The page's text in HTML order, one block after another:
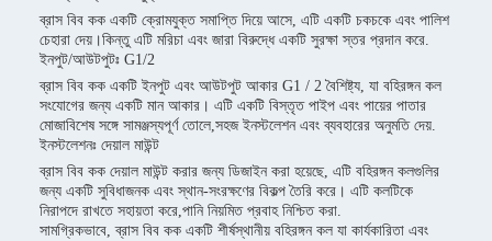
ব্রাস বিব কক একটি ক্রোমযুক্ত সমাপ্তি দিয়ে আসে, এটি একটি চকচকে এবং পালিশ
চেহারা দেয়।কিন্তু এটি মরিচা এবং জারা বিরুদ্ধে একটি সুরক্ষা স্তর প্রদান করে.
ইনপুট/আউটপুটঃ G1/2
ব্রাস বিব কক একটি ইনপুট এবং আউটপুট আকার G1 / 2 বৈশিষ্ট্য, যা বহিরঙ্গন কল
সংযোগের জন্য একটি মান আকার। এটি একটি বিস্তৃত পাইপ এবং পায়ের পাতার
মোজাবিশেষ সঙ্গে সামঞ্জস্যপূর্ণ তোলে,সহজ ইনস্টলেশন এবং ব্যবহারের অনুমতি দেয়.
ইনস্টলেশনঃ দেয়াল মাউন্ট
ব্রাস বিব কক দেয়াল মাউন্ট করার জন্য ডিজাইন করা হয়েছে, এটি বহিরঙ্গন কলগুলির
জন্য একটি সুবিধাজনক এবং স্থান-সংরক্ষণের বিকল্প তৈরি করে। এটি কলটিকে
নিরাপদে রাখতে সহায়তা করে,পানি নিয়মিত প্রবাহ নিশ্চিত করা.
সামগ্রিকভাবে, ব্রাস বিব কক একটি শীর্ষস্থানীয় বহিরঙ্গন কল যা কার্যকারিতা এবং